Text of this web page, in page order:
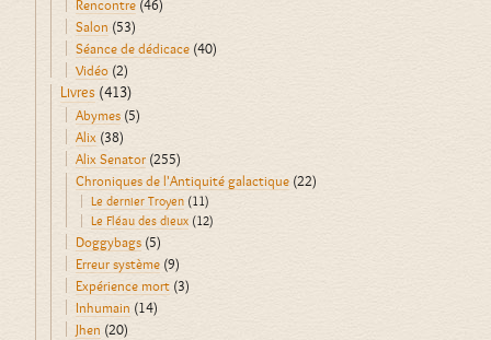
Rencontre (46)
Salon (53)
Séance de dédicace (40)
Vidéo (2)
Livres (413)
Abymes (5)
Alix (38)
Alix Senator (255)
Chroniques de l'Antiquité galactique (22)
Le dernier Troyen (11)
Le Fléau des dieux (12)
Doggybags (5)
Erreur système (9)
Expérience mort (3)
Inhumain (14)
Jhen (20)